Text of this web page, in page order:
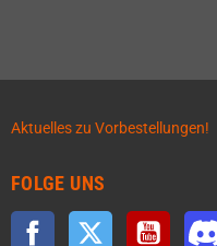
Aktuelles zu Vorbestellungen!
FOLGE UNS
Facebook Twitter